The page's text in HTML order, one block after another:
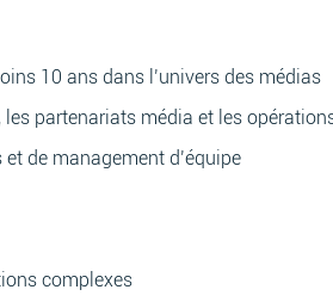
10 ans dans l’univers des médias
partenariats média et les
de management d’équipe
complexes